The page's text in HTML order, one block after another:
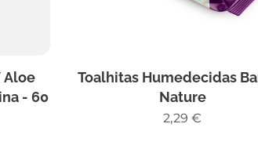
Aloe
- 60
Toalhitas Humedecidas
Nature
2,29 €